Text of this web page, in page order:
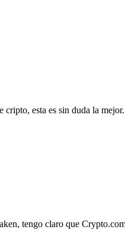
cripto, esta es sin duda la
tengo claro que